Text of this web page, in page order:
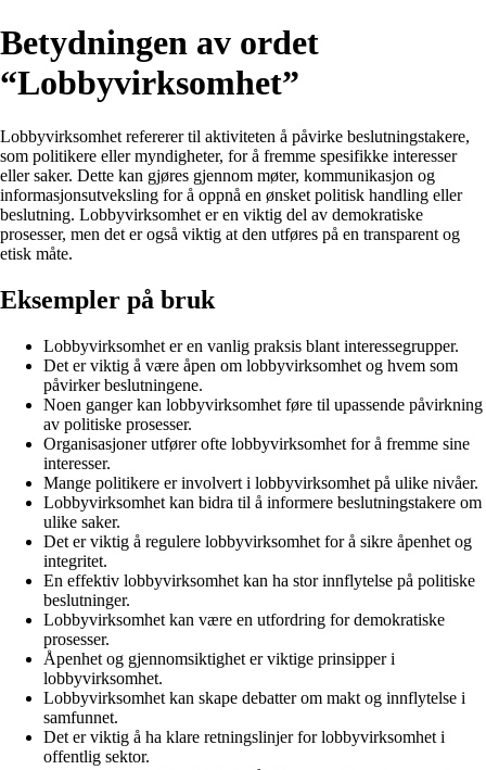
Betydningen av ordet
“Lobbyvirksomhet”
Lobbyvirksomhet refererer til aktiviteten å påvirke beslutningstakere,
som politikere eller myndigheter, for å fremme spesifikke interesser
eller saker. Dette kan gjøres gjennom møter, kommunikasjon og
informasjonsutveksling for å oppnå en ønsket politisk handling eller
beslutning. Lobbyvirksomhet er en viktig del av demokratiske
prosesser, men det er også viktig at den utføres på en transparent og
etisk måte.
Eksempler på bruk
Lobbyvirksomhet er en vanlig praksis blant interessegrupper.
Det er viktig å være åpen om lobbyvirksomhet og hvem som
påvirker beslutningene.
Noen ganger kan lobbyvirksomhet føre til upassende påvirkning
av politiske prosesser.
Organisasjoner utfører ofte lobbyvirksomhet for å fremme sine
interesser.
Mange politikere er involvert i lobbyvirksomhet på ulike nivåer.
Lobbyvirksomhet kan bidra til å informere beslutningstakere om
ulike saker.
Det er viktig å regulere lobbyvirksomhet for å sikre åpenhet og
integritet.
En effektiv lobbyvirksomhet kan ha stor innflytelse på politiske
beslutninger.
Lobbyvirksomhet kan være en utfordring for demokratiske
prosesser.
Åpenhet og gjennomsiktighet er viktige prinsipper i
lobbyvirksomhet.
Lobbyvirksomhet kan skape debatter om makt og innflytelse i
samfunnet.
Det er viktig å ha klare retningslinjer for lobbyvirksomhet i
offentlig sektor.